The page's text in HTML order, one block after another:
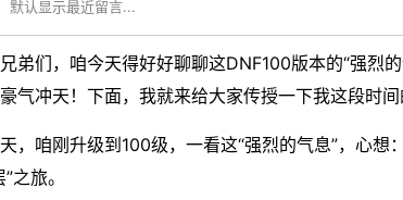
默认显示最近留言...
弟们，咱今天得好好聊聊这DNF100版本的“强烈
气冲天！下面，我就来给大家传授一下我这段时
，咱刚升级到100级，一看这“强烈的气息”，心想
之旅。